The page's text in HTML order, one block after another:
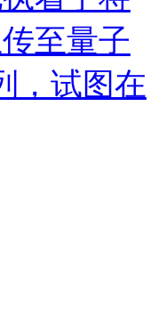
至量子
，试图在